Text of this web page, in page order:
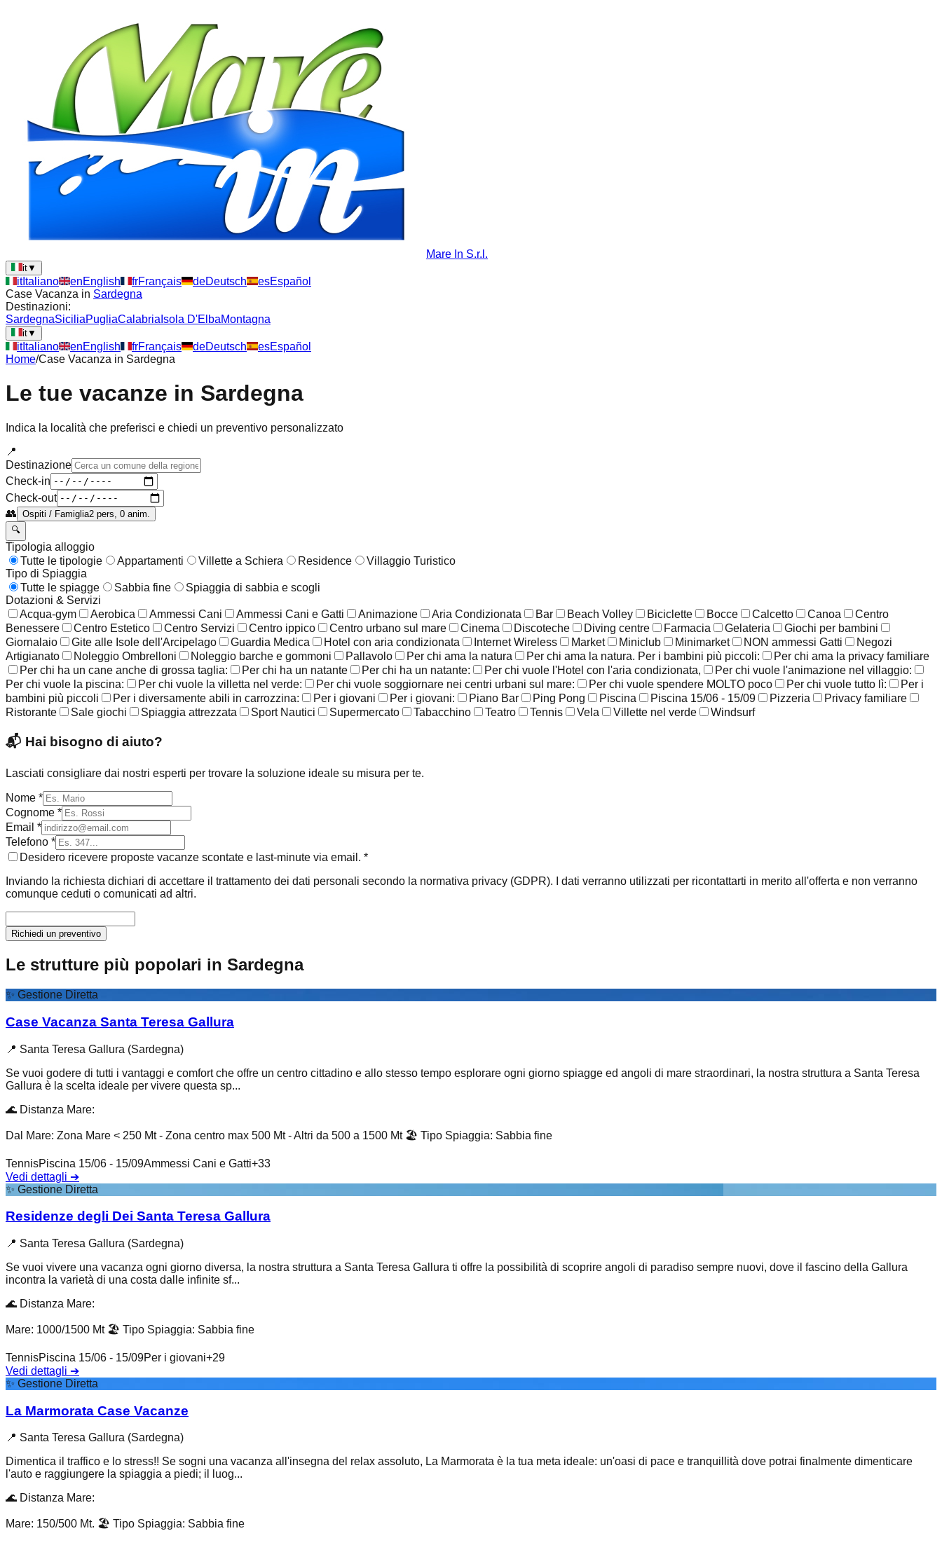
Mare In S.r.l.
it▼
itItaliano enEnglish frFrançais deDeutsch esEspañol
Case Vacanza in Sardegna
Destinazioni:
SardegnaSiciliaPugliaCalabria Isola D'ElbaMontagna
it▼
itItaliano enEnglish frFrançais deDeutsch esEspañol
Home/Case Vacanza in Sardegna
Le tue vacanze in Sardegna
Indica la località che preferisci e chiedi un preventivo personalizzato
📍
Destinazione
Check-in
Check-out
👥 Ospiti / Famiglia2 pers, 0 anim.
🔍
Tipologia alloggio
Tutte le tipologie
Appartamenti Villette a Schiera Residence
Villaggio Turistico
Tipo di Spiaggia
Tutte le spiagge
Sabbia fine
Spiaggia di sabbia e scogli
Dotazioni & Servizi
Acqua-gym
Aerobica Ammessi Cani Ammessi Cani e Gatti Animazione Aria Condizionata Bar Beach Volley Biciclette Bocce Calcetto Canoa
Centro
Benessere
Centro Estetico Centro Servizi Centro ippico Centro urbano sul mare Cinema Discoteche Diving centre Farmacia Gelateria
Giochi per bambini
Giornalaio
Gite alle Isole dell'Arcipelago Guardia Medica Hotel con aria condizionata Internet Wireless Market Miniclub Minimarket NON ammessi Gatti
Negozi
Artigianato
Noleggio Ombrelloni Noleggio barche e gommoni Pallavolo Per chi ama la natura Per chi ama la natura. Per i bambini più piccoli:
Per chi ama la privacy familiare
Per chi ha un cane anche di grossa taglia:
Per chi ha un natante Per chi ha un natante: Per chi vuole l'Hotel con l'aria condizionata,
Per chi vuole l'animazione nel villaggio:
Per chi vuole la piscina:
Per chi vuole la villetta nel verde: Per chi vuole soggiornare nei centri urbani sul mare: Per chi vuole spendere MOLTO poco Per chi vuole tutto lì:
Per i
bambini più piccoli
Per i diversamente abili in carrozzina: Per i giovani Per i giovani: Piano Bar Ping Pong Piscina Piscina 15/06 - 15/09 Pizzeria
Privacy familiare
Ristorante
Sale giochi Spiaggia attrezzata Sport Nautici Supermercato Tabacchino Teatro Tennis Vela Villette nel verde Windsurf
📬 Hai bisogno di aiuto?
Lasciati consigliare dai nostri esperti per trovare la soluzione ideale su misura per te.
Nome *
Cognome *
Email *
Telefono *
Desidero ricevere proposte vacanze scontate e last-minute via email. *
Inviando la richiesta dichiari di accettare il trattamento dei dati personali secondo la normativa privacy (GDPR). I dati verranno utilizzati per ricontattarti in merito all'offerta e non verranno
comunque ceduti o comunicati ad altri.
Richiedi un preventivo
Le strutture più popolari in Sardegna
✨ Gestione Diretta
Case Vacanza Santa Teresa Gallura
📍 Santa Teresa Gallura (Sardegna)
Se vuoi godere di tutti i vantaggi e comfort che offre un centro cittadino e allo stesso tempo esplorare ogni giorno spiagge ed angoli di mare straordinari, la nostra struttura a Santa Teresa
Gallura è la scelta ideale per vivere questa sp...
🌊 Distanza Mare:
Dal Mare: Zona Mare < 250 Mt - Zona centro max 500 Mt - Altri da 500 a 1500 Mt 🏖️ Tipo Spiaggia: Sabbia fine
TennisPiscina 15/06 - 15/09Ammessi Cani e Gatti+33
Vedi dettagli ➔
✨ Gestione Diretta
Residenze degli Dei Santa Teresa Gallura
📍 Santa Teresa Gallura (Sardegna)
Se vuoi vivere una vacanza ogni giorno diversa, la nostra struttura a Santa Teresa Gallura ti offre la possibilità di scoprire angoli di paradiso sempre nuovi, dove il fascino della Gallura
incontra la varietà di una costa dalle infinite sf...
🌊 Distanza Mare:
Mare: 1000/1500 Mt 🏖️ Tipo Spiaggia: Sabbia fine
TennisPiscina 15/06 - 15/09Per i giovani+29
Vedi dettagli ➔
✨ Gestione Diretta
La Marmorata Case Vacanze
📍 Santa Teresa Gallura (Sardegna)
Dimentica il traffico e lo stress!! Se sogni una vacanza all'insegna del relax assoluto, La Marmorata è la tua meta ideale: un'oasi di pace e tranquillità dove potrai finalmente dimenticare
l'auto e raggiungere la spiaggia a piedi; il luog...
🌊 Distanza Mare:
Mare: 150/500 Mt. 🏖️ Tipo Spiaggia: Sabbia fine